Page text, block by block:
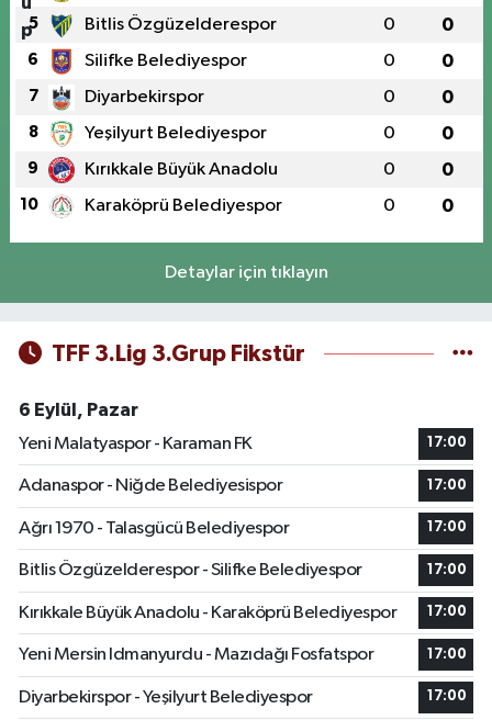
5 Bitlis Özgüzelderespor 0 0
6 Silifke Belediyespor 0 0
7 Diyarbekirspor 0 0
8 Yeşilyurt Belediyespor 0 0
9 Kırıkkale Büyük Anadolu 0 0
10 Karaköprü Belediyespor 0 0
Detaylar için tıklayın
TFF 3.Lig 3.Grup Fikstür
6 Eylül, Pazar
Yeni Malatyaspor - Karaman FK
17:00
Adanaspor - Niğde Belediyesispor 17:00
Ağrı 1970 - Talasgücü Belediyespor 17:00
Bitlis Özgüzelderespor - Silifke Belediyespor 17:00
Kırıkkale Büyük Anadolu - Karaköprü Belediyespor 17:00
Yeni Mersin Idmanyurdu - Mazıdağı Fosfatspor 17:00
Diyarbekirspor - Yeşilyurt Belediyespor 17:00